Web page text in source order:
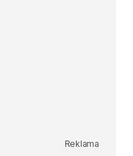
Reklama